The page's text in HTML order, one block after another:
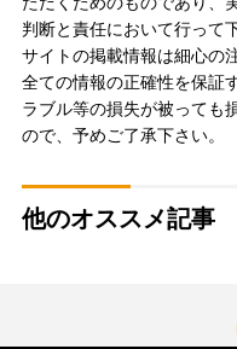
判断と責任において行って
サイトの掲載情報は細心の
全ての情報の正確性を保証
ラブル等の損失が被っても
ので、予めご了承下さい。
他のオススメ記事